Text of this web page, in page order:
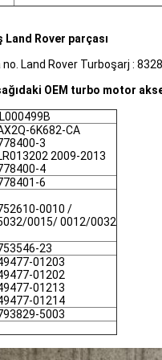
Land Rover parçası
Land Rover Turboşarj :
OEM turbo motor
IL000499B
6K682-CA
3
2009-2013
4
6
0010 /
0015/ 0012/0032
23
01203
01202
01213
01214
5003